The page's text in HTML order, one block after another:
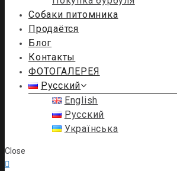
Собаки питомника
Продаётся
Блог
Контакты
ФОТОГАЛЕРЕЯ
Русский
English
Русский
Українська
Close
